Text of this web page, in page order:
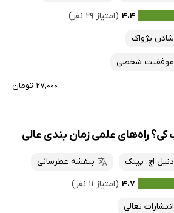
۴.۴ (امتیاز ۲۹ نفر)
شادن پژواک
موفقیت شخصی
۲۷,۰۰۰ تومان
کی؟ راه‌های علمی زمان بندی عالی
دنیل اچ. پینک
بنفشه عطرسائی
۴.۷ (امتیاز ۱۱ نفر)
انتشارات تعالی